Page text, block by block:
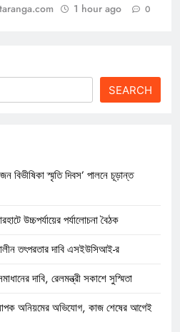
1 hour ago 0
SEARCH
বিভীষিকা স্মৃতি দিবস’ পালনে চূড়ান্ত
উচ্চপর্যায়ের পর্যালোচনা বৈঠক
তৎপরতার দাবি এসইউসিআই-র
দাবি, রেলমন্ত্রী সকাশে সুস্মিতা
অনিয়মের অভিযোগ, কাজ শেষের আগেই